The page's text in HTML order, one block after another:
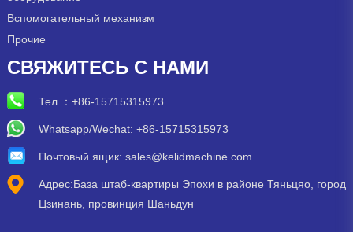
Вспомогательный механизм
Прочие
СВЯЖИТЕСЬ С НАМИ
Тел.： +86-15715315973
Whatsapp/Wechat: +86-15715315973
Почтовый ящик: sales@kelidmachine.com
Адрес:База штаб-квартиры Эпохи в районе Тяньцяо, город
Цзинань, провинция Шаньдун